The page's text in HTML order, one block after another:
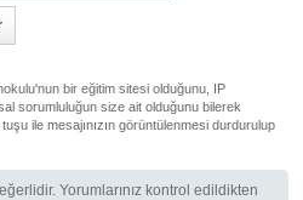
bir eğitim sitesi olduğunu, IP
sorumluluğun size ait olduğunu bilerek
ile mesajınızın görüntülenmesi durdurulup
Yorumlarınız kontrol edildikten